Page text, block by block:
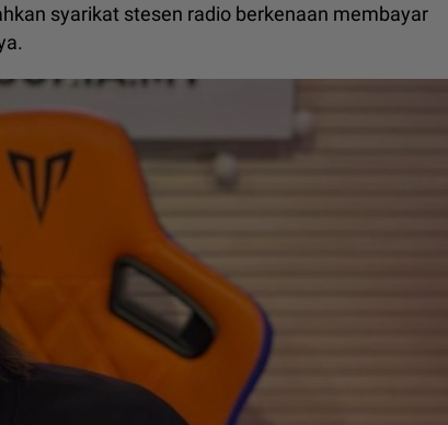
syarikat stesen radio berkenaan membayar